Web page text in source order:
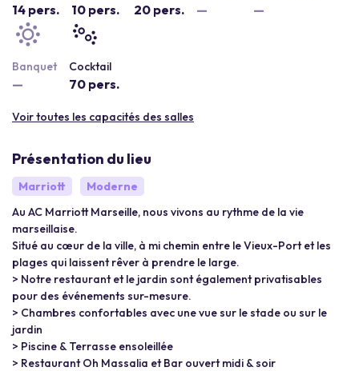
14 pers. 10 pers. 20 pers. — —
Banquet
—
Cocktail
70 pers.
Voir toutes les capacités des salles
Présentation du lieu
Marriott
Moderne
Au AC Marriott Marseille, nous vivons au rythme de la vie
marseillaise.
Situé au cœur de la ville, à mi chemin entre le Vieux-Port et les
plages qui laissent rêver à prendre le large.
> Notre restaurant et le jardin sont également privatisables
pour des événements sur-mesure.
> Chambres confortables avec une vue sur le stade ou sur le
jardin
> Piscine & Terrasse ensoleillée
> Restaurant Oh Massalia et Bar ouvert midi & soir